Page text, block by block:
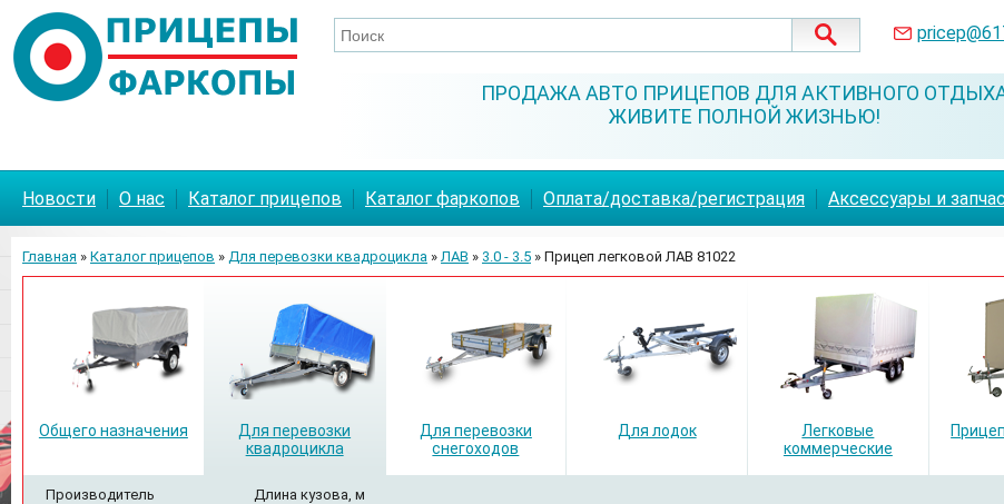
ПРОДАЖА АВТО ПРИЦЕПОВ ДЛЯ АКТИВНОГО
ЖИВИТЕ ПОЛНОЙ ЖИЗНЬЮ!
Новости О нас Каталог прицепов Каталог фаркопов Оплата/доставка/регистрация Аксессуары и
Главная » Каталог прицепов » Для перевозки квадроцикла » ЛАВ » 3.0 - 3.5 » Прицеп легковой ЛАВ 81022
Общего назначения
Для перевозки
квадроцикла
Для перевозки
снегоходов
Для лодок
Легковые
коммерческие
Производитель Длина кузова, м